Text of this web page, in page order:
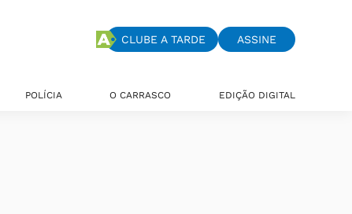
CLUBE A TARDE ASSINE
POLÍCIA O CARRASCO EDIÇÃO DIGITAL